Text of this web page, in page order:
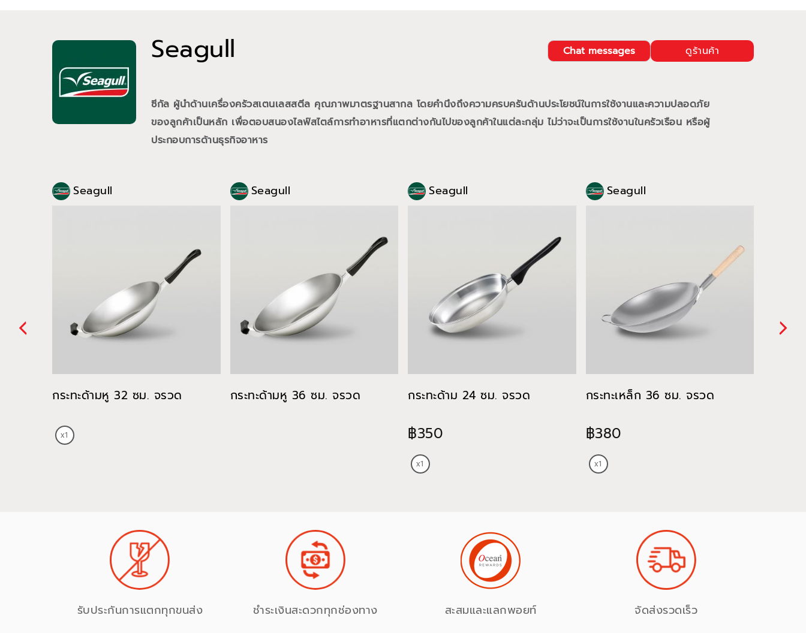
Seagull ดูร้านค้า
Chat messages
ซีกัล ผู้นำด้านเครื่องครัวสเตนเลสสตีล คุณภาพมาตรฐานสากล โดยคำนึงถึงความครบครันด้านประโยชน์ในการใช้งานและความปลอดภัย
ของลูกค้าเป็นหลัก เพื่อตอบสนองไลฟ์สไตล์การทำอาหารที่แตกต่างกันไปของลูกค้าในแต่ละกลุ่ม ไม่ว่าจะเป็นการใช้งานในครัวเรือน หรือผู้
ประกอบการด้านธุรกิจอาหาร
Seagull
กระทะด้ามหู 32 ซม. จรวด
Seagull
กระทะด้ามหู 36 ซม. จรวด
Seagull
กระทะด้าม 24 ซม. จรวด
฿350
Seagull
กระทะเหล็ก 36 ซม. จรวด
฿380
รับประกันการแตกทุกขนส่ง ชำระเงินสะดวกทุกช่องทาง สะสมและแลกพอยท์ จัดส่งรวดเร็ว